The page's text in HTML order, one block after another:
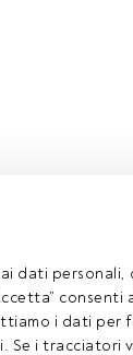
dati
i dati per
Se i